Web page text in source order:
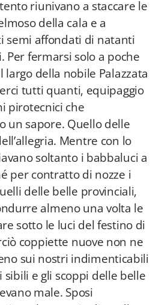
riunivano a staccare le
della cala e a
semi affondati di natanti
Per fermarsi solo a poche
della nobile Palazzata
tutti quanti, equipaggio
pirotecnici che
un sapore. Quello delle
Mentre con lo
soltanto i babbaluci a
per contratto di nozze i
delle belle provinciali,
almeno una volta le
sotto le luci del festino di
coppiette nuove non ne
sui nostri indimenticabili
sibili e gli scoppi delle belle
male. Sposi